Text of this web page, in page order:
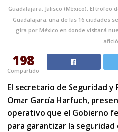
Guadalajara, Jalisco (México). El trofeo
Guadalajara, una de las 16 ciudades
gira por México en donde visitará
198
Compartido
El secretario de Seguridad y
Omar García Harfuch,
operativo que el Gobierno
para garantizar la seguridad